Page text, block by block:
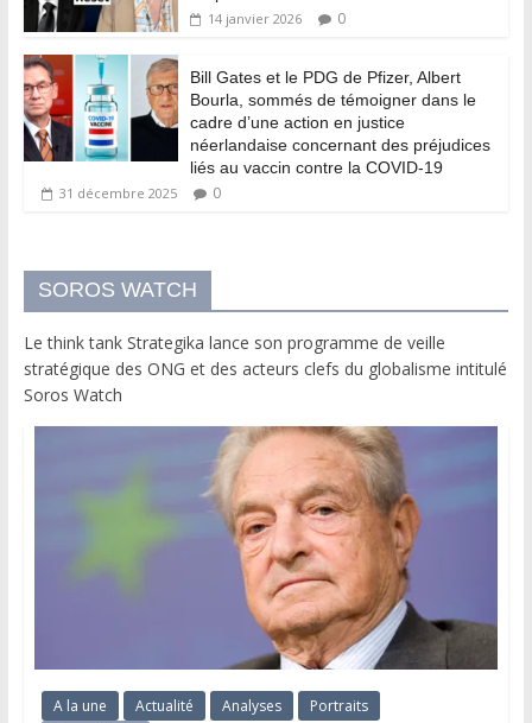
14 janvier 2026 0
Bill Gates et le PDG de Pfizer, Albert
Bourla, sommés de témoigner dans le
cadre d’une action en justice
néerlandaise concernant des préjudices
liés au vaccin contre la COVID-19
31 décembre 2025 0
SOROS WATCH
Le think tank Strategika lance son programme de veille
stratégique des ONG et des acteurs clefs du globalisme intitulé
Soros Watch
A la une Actualité Analyses
Portraits